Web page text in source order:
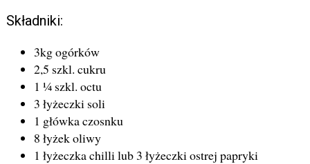
Składniki:
3kg ogórków
2,5 szkl. cukru
1 ¼ szkl. octu
3 łyżeczki soli
1 główka czosnku
8 łyżek oliwy
1 łyżeczka chilli lub 3 łyżeczki ostrej papryki